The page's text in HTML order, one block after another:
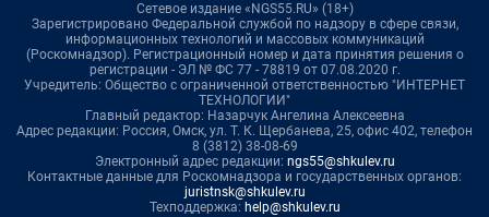
Сетевое издание «NGS55.RU» (18+)
Зарегистрировано Федеральной службой по надзору в сфере связи,
информационных технологий и массовых коммуникаций
(Роскомнадзор). Регистрационный номер и дата принятия решения о
регистрации - ЭЛ № ФС 77 - 78819 от 07.08.2020 г.
Учредитель: Общество с ограниченной ответственностью "ИНТЕРНЕТ
ТЕХНОЛОГИИ"
Главный редактор: Назарчук Ангелина Алексеевна
Адрес редакции: Россия, Омск, ул. Т. К. Щербанева, 25, офис 402, телефон
8 (3812) 38-08-69
Электронный адрес редакции: ngs55@shkulev.ru
Контактные данные для Роскомнадзора и государственных органов:
juristnsk@shkulev.ru
Техподдержка: help@shkulev.ru